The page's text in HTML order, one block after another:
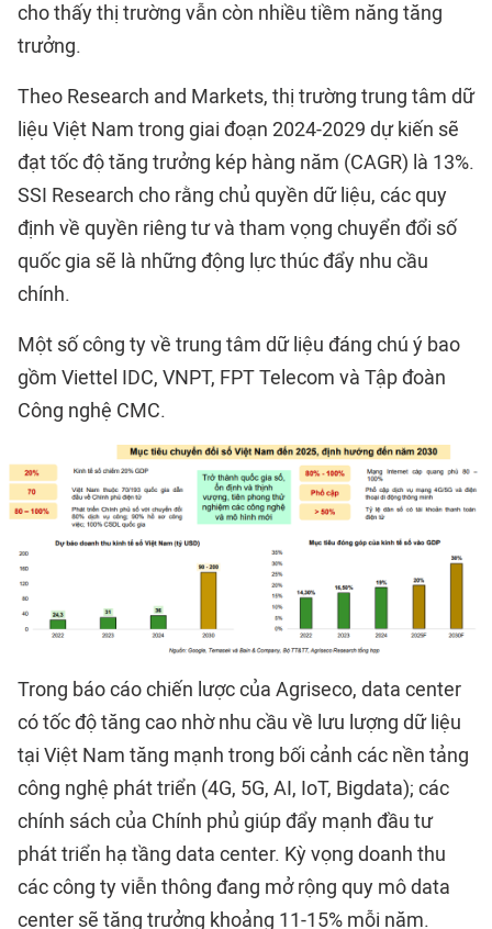
cho thấy thị trường vẫn còn nhiều tiềm năng tăng
trưởng.
Theo Research and Markets, thị trường trung tâm dữ
liệu Việt Nam trong giai đoạn 2024-2029 dự kiến sẽ
đạt tốc độ tăng trưởng kép hàng năm (CAGR) là 13%.
SSI Research cho rằng chủ quyền dữ liệu, các quy
định về quyền riêng tư và tham vọng chuyển đổi số
quốc gia sẽ là những động lực thúc đẩy nhu cầu
chính.
Một số công ty về trung tâm dữ liệu đáng chú ý bao
gồm Viettel IDC, VNPT, FPT Telecom và Tập đoàn
Công nghệ CMC.
Trong báo cáo chiến lược của Agriseco, data center
có tốc độ tăng cao nhờ nhu cầu về lưu lượng dữ liệu
tại Việt Nam tăng mạnh trong bối cảnh các nền tảng
công nghệ phát triển (4G, 5G, AI, IoT, Bigdata); các
chính sách của Chính phủ giúp đẩy mạnh đầu tư
phát triển hạ tầng data center. Kỳ vọng doanh thu
các công ty viễn thông đang mở rộng quy mô data
center sẽ tăng trưởng khoảng 11-15% mỗi năm.